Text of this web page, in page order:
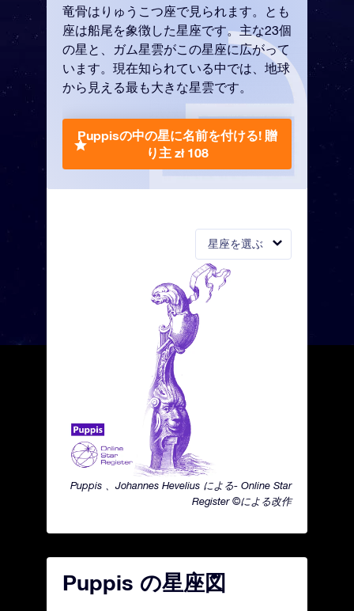
星座を選ぶ
Puppis 、Johannes Hevelius による- Online Star
Register ©による改作
竜骨はりゅうこつ座で見られます。とも
座は船尾を象徴した星座です。主な23個
の星と、ガム星雲がこの星座に広がって
います。現在知られている中では、地球
から見える最も大きな星雲です。
Puppisの中の星に名前を付ける! 贈
り主 zł 108
Puppis の星座図